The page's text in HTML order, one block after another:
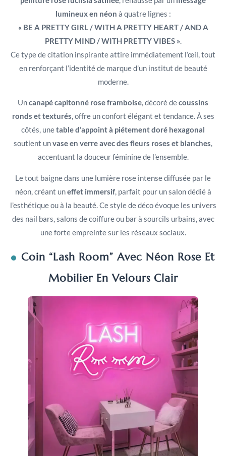
lumineux en néon à quatre lignes :
« BE A PRETTY GIRL / WITH A PRETTY HEART / AND A
PRETTY MIND / WITH PRETTY VIBES ».
Ce type de citation inspirante attire immédiatement l’œil, tout
en renforçant l’identité de marque d’un institut de beauté
moderne.
Uncanapé capitonné rose framboise, décoré decoussins
ronds et texturés, offre un confort élégant et tendance. À ses
côtés, unetable d’appoint à piétement doré hexagonal
soutient unvase en verre avec des fleurs roses et blanches,
accentuant la douceur féminine de l’ensemble.
Le tout baigne dans une lumière rose intense diffusée par le
néon, créant uneffet immersif, parfait pour un salon dédié à
l’esthétique ou à la beauté. Ce style de déco évoque les univers
des nail bars, salons de coiffure ou bar à sourcils urbains, avec
une forte empreinte sur les réseaux sociaux.
Coin “Lash Room” Avec Néon Rose Et
Mobilier En Velours Clair